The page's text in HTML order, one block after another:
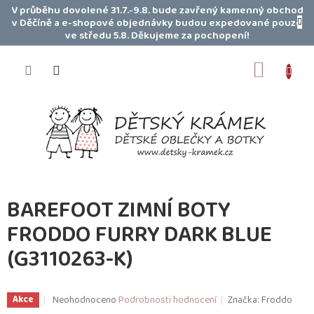
PřejítV průběhu dovolené 31.7.-9.8. bude zavřený kamenný obchod
v Děčíně a e-shopové objednávky budou expedované pouze
ve středu 5.8. Děkujeme za pochopení!
BAREFOOT ZIMNÍ BOTY
FRODDO FURRY DARK BLUE
(G3110263-K)
Akce
Průměrné
NeohodnocenoPodrobnosti hodnocení Značka:Froddo